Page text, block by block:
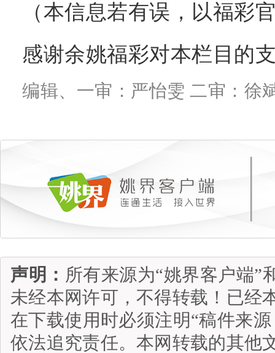
（本信息若有误，以福彩
感谢余姚福彩对本栏目的
编辑、一审：严怡雯 二审：徐
声明： 所有来源为“姚界客户端”
未经本网许可，不得转载！已经
在下载使用时必须注明“稿件来
依法追究责任。本网转载的其他